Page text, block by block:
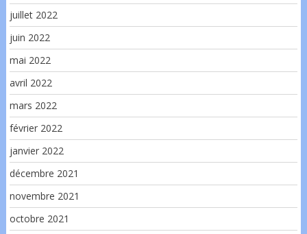
juillet 2022
juin 2022
mai 2022
avril 2022
mars 2022
février 2022
janvier 2022
décembre 2021
novembre 2021
octobre 2021